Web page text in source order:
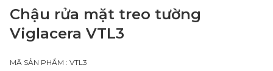
Chậu rửa mặt treo tường
Viglacera VTL3
MÃ SẢN PHẨM : VTL3